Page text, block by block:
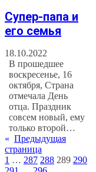
Супер-папа и
его семья
18.10.2022
В прошедшее
воскресенье, 16
октября, Страна
отмечала День
отца. Праздник
совсем новый, ему
только второй…
« Предыдущая
страница
1 … 287 288 289 290